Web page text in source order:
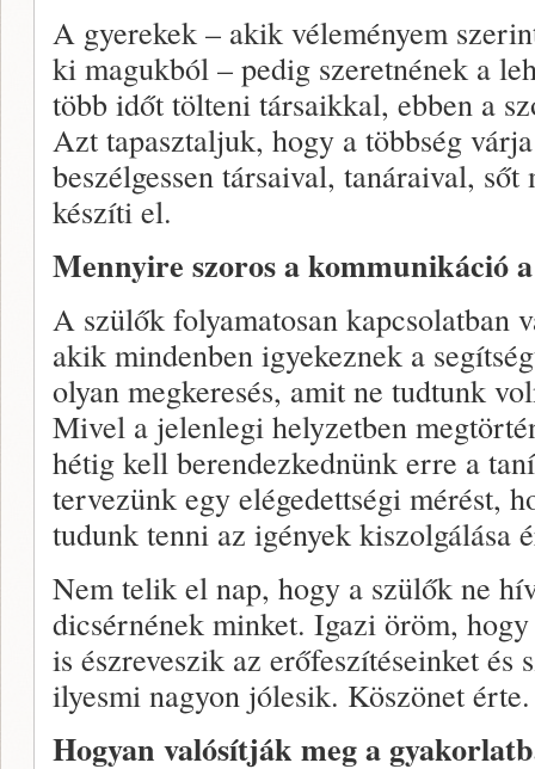
A gyerekek – akik véleményem
ki magukból – pedig szeretnének a
több időt tölteni társaikkal, ebben a
Azt tapasztaljuk, hogy a többség
beszélgessen társaival, tanáraival,
készíti el.
Mennyire szoros a kommunikáció
A szülők folyamatosan kapcsolatban
akik mindenben igyekeznek a
olyan megkeresés, amit ne tudtunk
Mivel a jelenlegi helyzetben
hétig kell berendezkednünk erre a
tervezünk egy elégedettségi mérést,
tudunk tenni az igények kiszolgálása
Nem telik el nap, hogy a szülők ne
dicsérnének minket. Igazi öröm,
is észreveszik az erőfeszítéseinket
ilyesmi nagyon jólesik. Köszönet érte.
Hogyan valósítják meg a